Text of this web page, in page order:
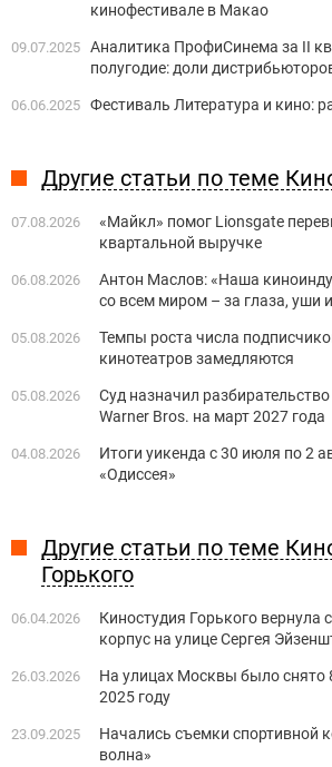
кинофестивале в Макао
09.07.2025 Аналитика ПрофиСинема за II
полугодие: доли
06.06.2025 Фестиваль Литература и кино:
Другие статьи по теме
07.08.2026
«Майкл» помог Lionsgate
квартальной выручке
06.08.2026
Антон Маслов: «Наша
со всем миром – за глаза, уши
05.08.2026
Темпы роста числа
кинотеатров замедляются
05.08.2026
Суд назначил
Warner Bros. на март 2027 года
04.08.2026
Итоги уикенда с 30 июля по 2
«Одиссея»
Другие статьи по теме
Горького
06.04.2026
Киностудия Горького вернула
корпус на улице Сергея
26.03.2026
На улицах Москвы было снято
2025 году
23.09.2025
Начались съемки спортивной
волна»